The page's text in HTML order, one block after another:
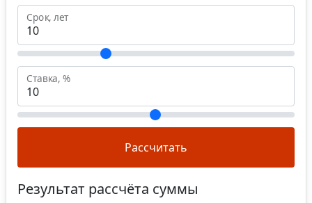
Срок, лет
Ставка, %
Рассчитать
Результат рассчёта суммы